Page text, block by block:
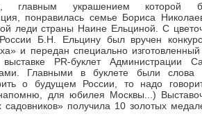
главным украшением которой
понравилась семье Бориса
леди страны Наине Ельциной. С
России Б.Н. Ельцину был вручен
и передан специально
PR-буклет Администрации
Главными в буклете были слова
о будущем России, то надо
напомню, для юбилея Москвы...)
садовников» получила 10 золотых